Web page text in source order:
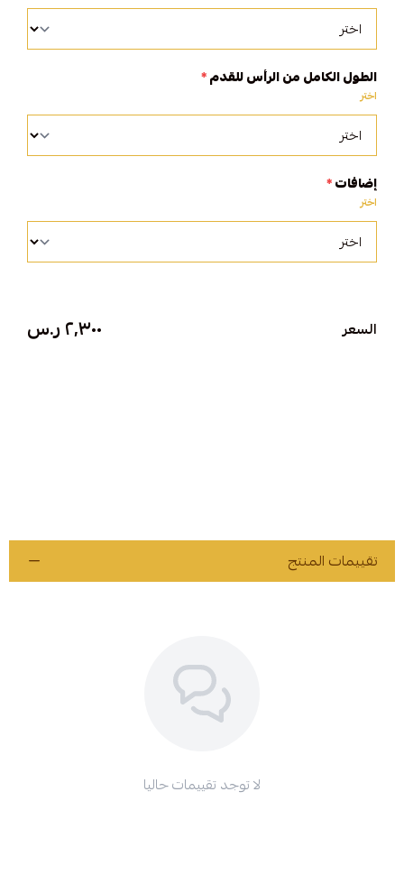
الطول الكامل من الرأس للقدم*
اختر
إضافات*
اختر
السعر ٢٬٣٠٠ ر.س
تقييمات المنتج
لا توجد تقييمات حاليا